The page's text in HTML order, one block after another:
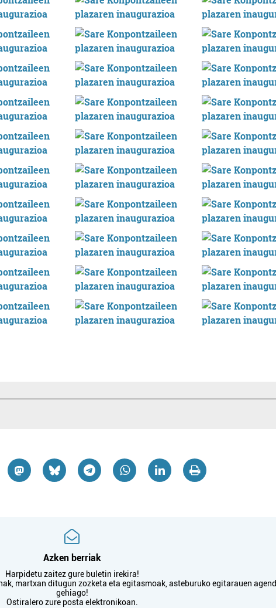
Azken berriak
Harpidetu zaitez gure buletin irekira!
martxan ditugun zozketa eta egitasmoak, asteburuko egitarauen
gehiago!
Ostiralero zure posta elektronikoan.